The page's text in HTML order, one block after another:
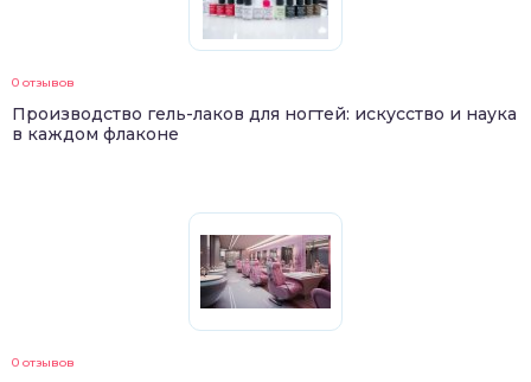
0 отзывов
Производство гель-лаков для ногтей: искусство и наука
в каждом флаконе
0 отзывов